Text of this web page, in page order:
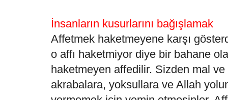
İnsanların kusurlarını bağışlamak
Affetmek haketmeyene karşı
o affı haketmiyor diye bir bahane
haketmeyen affedilir. Sizden mal
akrabalara, yoksullara ve Allah